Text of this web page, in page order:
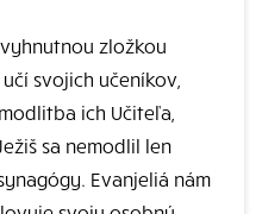
zložkou
svojich učeníkov,
ich Učiteľa,
sa nemodlil len
Evanjeliá nám